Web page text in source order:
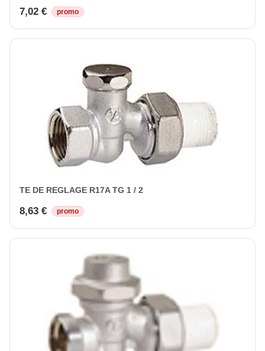
7,02 € promo
TE DE REGLAGE R17A TG 1 / 2
8,63 € promo